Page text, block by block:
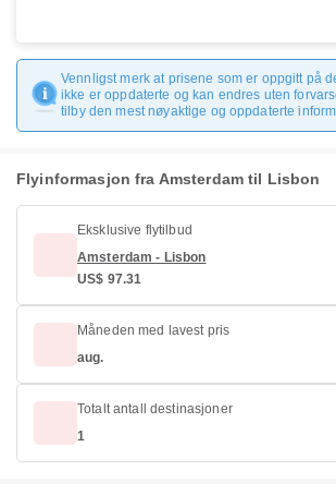
Vennligst merk at prisene som er oppgitt på
ikke er oppdaterte og kan endres uten
tilby den mest nøyaktige og oppdaterte
Flyinformasjon fra Amsterdam til Lisbon
Eksklusive flytilbud
Amsterdam - Lisbon
US$ 97.31
Måneden med lavest pris
aug.
Totalt antall destinasjoner
1